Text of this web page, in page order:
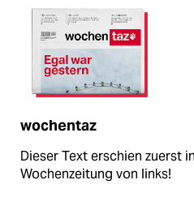
wochentaz
Dieser Text erschien zuerst
Wochenzeitung von links!